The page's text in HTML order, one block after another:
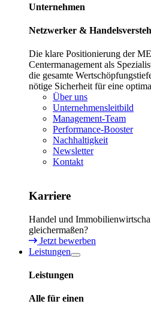
Unternehmen
Netzwerker &
Die klare Positionierung der
Centermanagement als
die gesamte
nötige Sicherheit für eine
Über uns
Unternehmensleitbild
Management-Team
Performance-Booster
Nachhaltigkeit
Newsletter
Kontakt
Karriere
Handel und
gleichermaßen?
Jetzt bewerben
Leistungen
Leistungen
Alle für einen